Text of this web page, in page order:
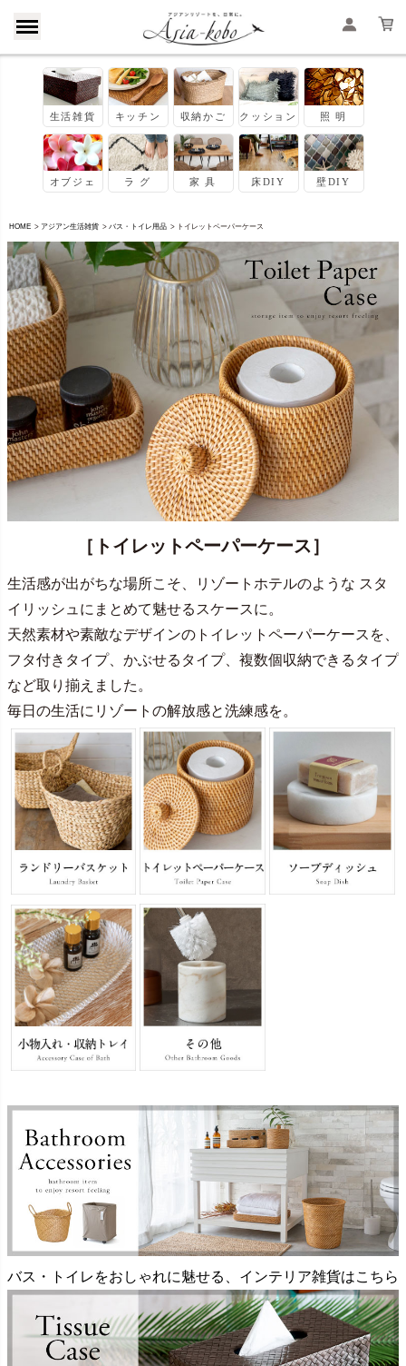
HOME アジアン生活雑貨 バス・トイレ用品 トイレットペーパーケース
［トイレットペーパーケース］
生活感が出がちな場所こそ、リゾートホテルのような スタ
イリッシュにまとめて魅せるスケースに。
天然素材や素敵なデザインのトイレットペーパーケースを、
フタ付きタイプ、かぶせるタイプ、複数個収納できるタイプ
など取り揃えました。
毎日の生活にリゾートの解放感と洗練感を。
バス・トイレをおしゃれに魅せる、インテリア雑貨はこちら